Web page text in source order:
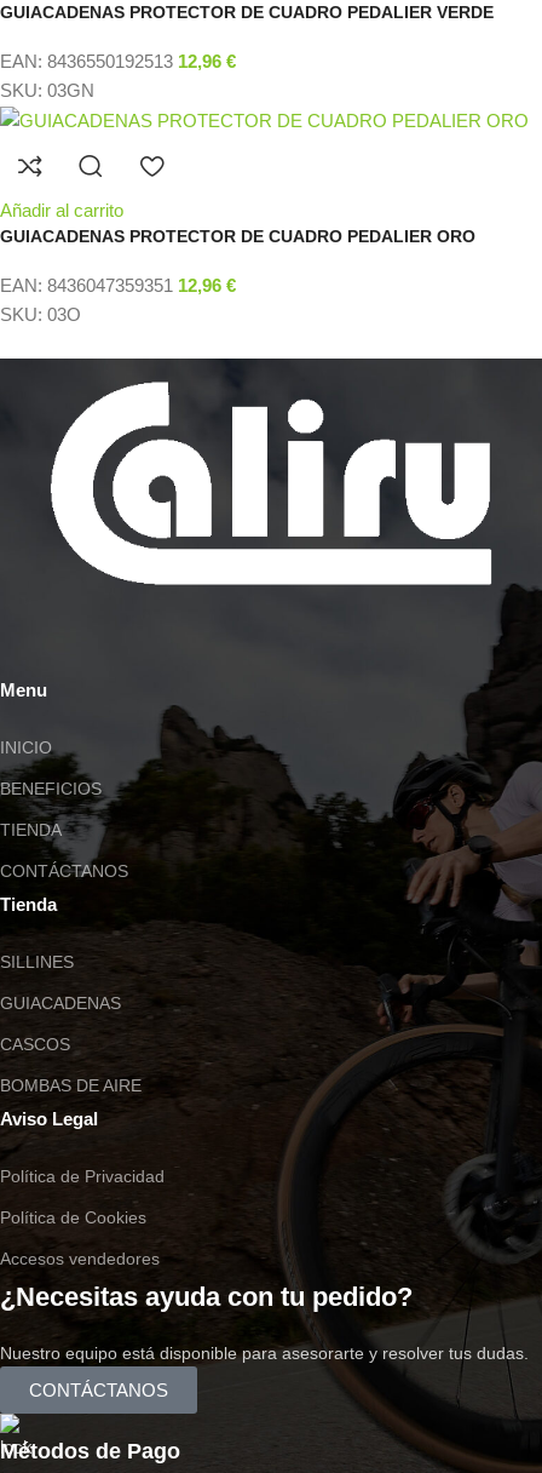
GUIACADENAS PROTECTOR DE CUADRO PEDALIER VERDE
EAN: 8436550192513 12,96 €
SKU: 03GN
Añadir al carrito
GUIACADENAS PROTECTOR DE CUADRO PEDALIER ORO
EAN: 8436047359351 12,96 €
SKU: 03O
Menu
INICIO
BENEFICIOS
TIENDA
CONTÁCTANOS
Tienda
SILLINES
GUIACADENAS
CASCOS
BOMBAS DE AIRE
Aviso Legal
Política de Privacidad
Política de Cookies
Accesos vendedores
¿Necesitas ayuda con tu pedido?
Nuestro equipo está disponible para asesorarte y resolver tus dudas.
CONTÁCTANOS
Métodos de Pago